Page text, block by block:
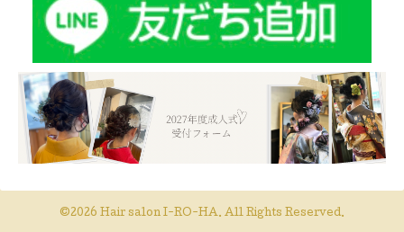
©2026 Hair salon I-RO-HA. All Rights Reserved.